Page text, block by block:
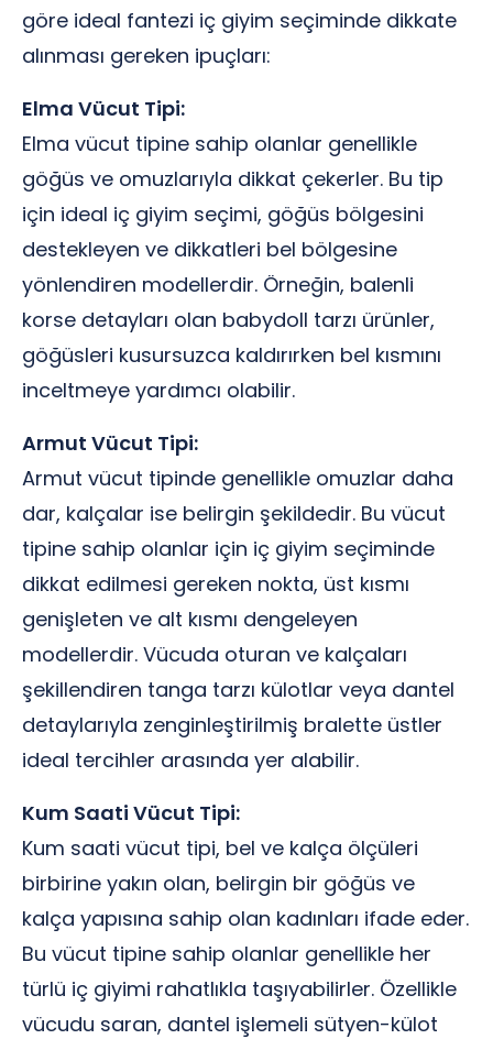
göre ideal fantezi iç giyim seçiminde dikkate
alınması gereken ipuçları:
Elma Vücut Tipi:
Elma vücut tipine sahip olanlar genellikle
göğüs ve omuzlarıyla dikkat çekerler. Bu tip
için ideal iç giyim seçimi, göğüs bölgesini
destekleyen ve dikkatleri bel bölgesine
yönlendiren modellerdir. Örneğin, balenli
korse detayları olan babydoll tarzı ürünler,
göğüsleri kusursuzca kaldırırken bel kısmını
inceltmeye yardımcı olabilir.
Armut Vücut Tipi:
Armut vücut tipinde genellikle omuzlar daha
dar, kalçalar ise belirgin şekildedir. Bu vücut
tipine sahip olanlar için iç giyim seçiminde
dikkat edilmesi gereken nokta, üst kısmı
genişleten ve alt kısmı dengeleyen
modellerdir. Vücuda oturan ve kalçaları
şekillendiren tanga tarzı külotlar veya dantel
detaylarıyla zenginleştirilmiş bralette üstler
ideal tercihler arasında yer alabilir.
Kum Saati Vücut Tipi:
Kum saati vücut tipi, bel ve kalça ölçüleri
birbirine yakın olan, belirgin bir göğüs ve
kalça yapısına sahip olan kadınları ifade eder.
Bu vücut tipine sahip olanlar genellikle her
türlü iç giyimi rahatlıkla taşıyabilirler. Özellikle
vücudu saran, dantel işlemeli sütyen-külot